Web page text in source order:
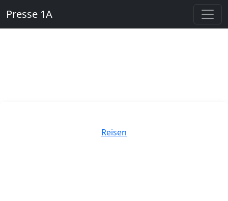
Presse 1A
Kategorien
Reisen